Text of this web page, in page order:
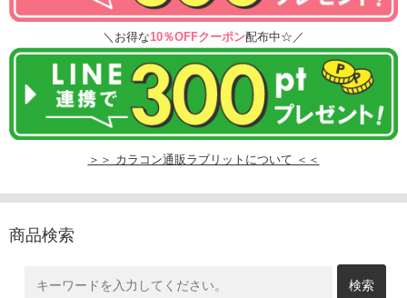
＼お得な10％OFFクーポン配布中☆／
＞＞ カラコン通販ラブリットについて ＜＜
商品検索